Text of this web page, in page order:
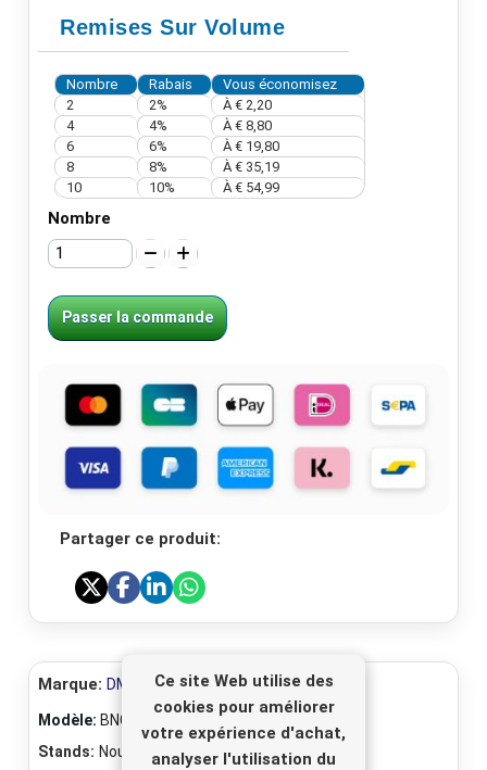
Ce site Web utilise des
cookies pour améliorer
votre expérience d'achat,
analyser l'utilisation du
Remises Sur Volume
Nombre Rabais
Vous économisez
2
2% À € 2,20
4
4% À € 8,80
6
6% À € 19,80
8
8% À € 35,19
10
10% À € 54,99
Nombre
Passer la commande
Partager ce produit:
Marque: DMR-Electronics
Modèle: BNC-M-SLD
Stands: Nouveau